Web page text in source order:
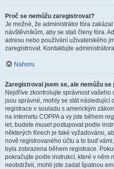
Proč se nemůžu zaregistrovat?
Je možné, že administrátor fóra
návštěvníkům, aby se stali členy fóra.
adresu nebo používání uživatelského
zaregistrovat. Kontaktujte
Nahoru
Zaregistroval jsem se, ale nemůžu se
Nejdříve zkontrolujte správnost
jsou správné, mohly se stát následující
registrace v souladu s americkým
na internetu COPPA a vy jste během
let, budete muset postupovat podle
některých fórech je také vyžadováno,
nově registrovaného účtu a to buď
byla zobrazena během registrace.
pokračujte podle instrukcí, které v něm
neobdrželi, mohli jste zadat špatnou